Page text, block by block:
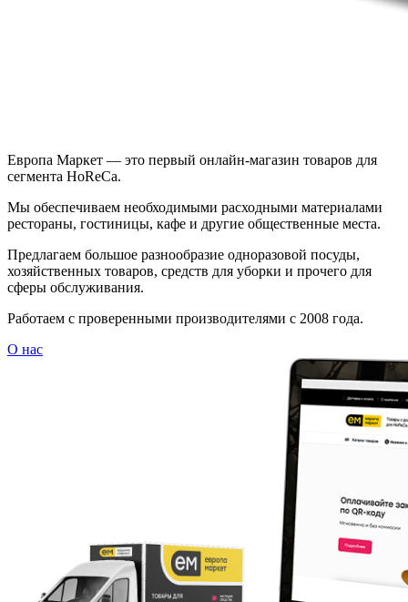
Европа Маркет — это первый онлайн-магазин товаров для
сегмента HoReCa.
Мы обеспечиваем необходимыми расходными материалами
рестораны, гостиницы, кафе и другие общественные места.
Предлагаем большое разнообразие одноразовой посуды,
хозяйственных товаров, средств для уборки и прочего для
сферы обслуживания.
Работаем с проверенными производителями с 2008 года.
О нас